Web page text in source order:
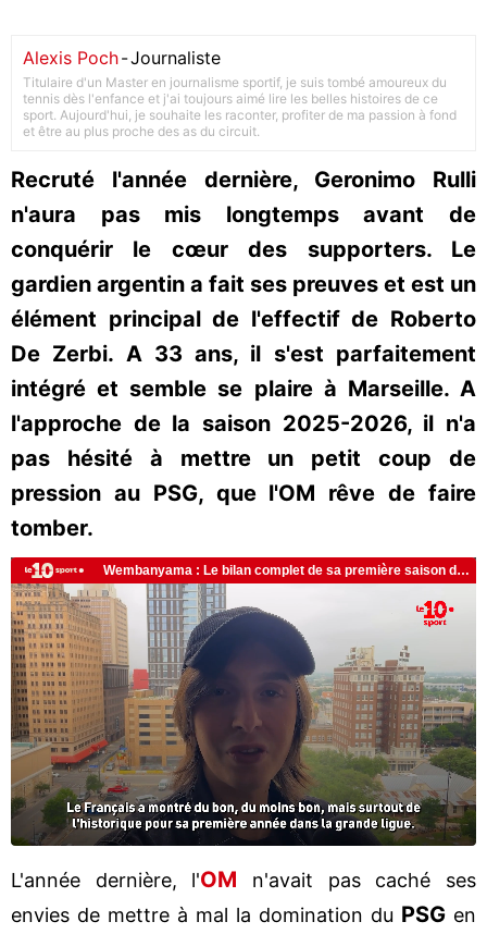
Alexis Poch-Journaliste
Titulaire d'un Master en journalisme sportif, je suis tombé amoureux du
tennis dès l'enfance et j'ai toujours aimé lire les belles histoires de ce
sport. Aujourd'hui, je souhaite les raconter, profiter de ma passion à fond
et être au plus proche des as du circuit.
Recruté l'année dernière, Geronimo Rulli
n'aura pas mis longtemps avant de
conquérir le cœur des supporters. Le
gardien argentin a fait ses preuves et est un
élément principal de l'effectif de Roberto
De Zerbi. A 33 ans, il s'est parfaitement
intégré et semble se plaire à Marseille. A
l'approche de la saison 2025-2026, il n'a
pas hésité à mettre un petit coup de
pression au PSG, que l'OM rêve de faire
tomber.
L'année dernière, l'OM n'avait pas caché ses
envies de mettre à mal la domination du PSG en